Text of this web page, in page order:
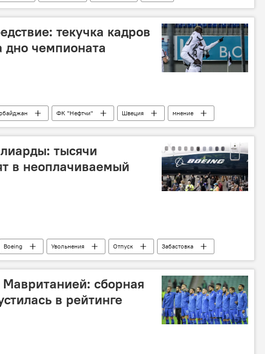
Энергетика Газ Россия
США
текучка кадров
чемпионата
ФК "Нефтчи" Швеция
мнение
главный тренер Агасалим Мирджавадов
тысячи
в неоплачиваемый
Boeing Увольнения Отпуск
Забастовка
сборная
в рейтинге